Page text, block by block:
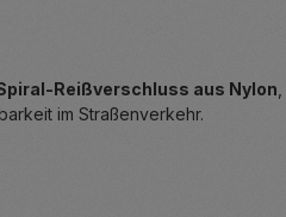
Reißverschluss aus Nylon
im Straßenverkehr.